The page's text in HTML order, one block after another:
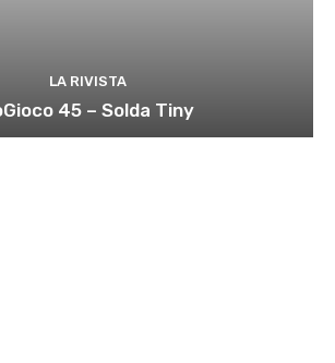
LA RIVISTA
45 – Solda Tiny